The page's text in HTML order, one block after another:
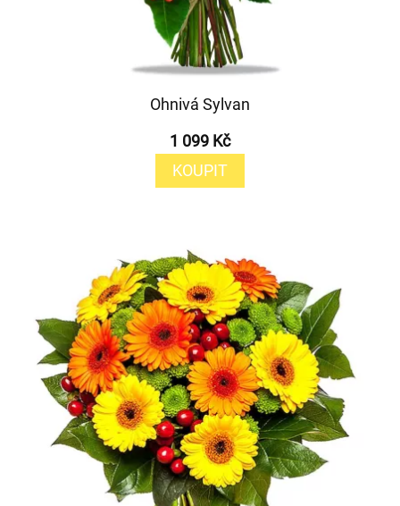
Ohnivá Sylvan
1 099 Kč
KOUPIT